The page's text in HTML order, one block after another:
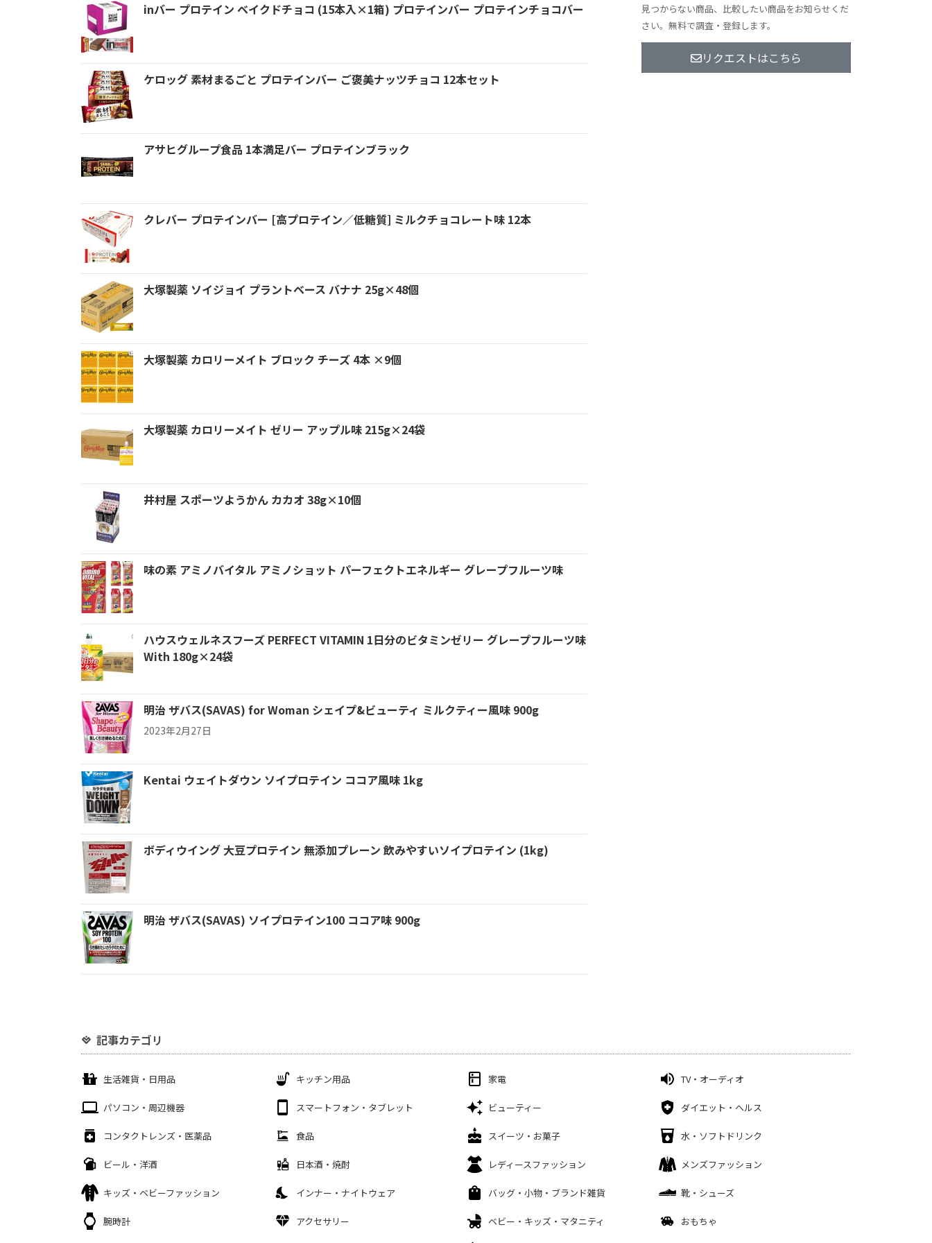
inバー プロテイン ベイクドチョコ (15本入×1箱) プロテインバー プロテインチョコバー
ケロッグ 素材まるごと プロテインバー ご褒美ナッツチョコ 12本セット
アサヒグループ食品 1本満足バー プロテインブラック
クレバー プロテインバー [高プロテイン／低糖質] ミルクチョコレート味 12本
大塚製薬 ソイジョイ プラントベース バナナ 25g×48個
大塚製薬 カロリーメイト ブロック チーズ 4本 ×9個
大塚製薬 カロリーメイト ゼリー アップル味 215g×24袋
井村屋 スポーツようかん カカオ 38g×10個
味の素 アミノバイタル アミノショット パーフェクトエネルギー グレープフルーツ味
ハウスウェルネスフーズ PERFECT VITAMIN 1日分のビタミンゼリー グレープフルーツ味
With 180g×24袋
明治 ザバス(SAVAS) for Woman シェイプ&ビューティ ミルクティー風味 900g
2023年2月27日
Kentai ウェイトダウン ソイプロテイン ココア風味 1kg
ボディウイング 大豆プロテイン 無添加プレーン 飲みやすいソイプロテイン (1kg)
明治 ザバス(SAVAS) ソイプロテイン100 ココア味 900g
見つからない商品、比較したい商品をお知らせくだ
さい。無料で調査・登録します。
リクエストはこちら
記事カテゴリ
生活雑貨・日用品 キッチン用品 家電 TV・オーディオ
パソコン・周辺機器 スマートフォン・タブレット ビューティー ダイエット・ヘルス
コンタクトレンズ・医薬品 食品 スイーツ・お菓子 水・ソフトドリンク
ビール・洋酒 日本酒・焼酎 レディースファッション メンズファッション
キッズ・ベビーファッション インナー・ナイトウェア バッグ・小物・ブランド雑貨 靴・シューズ
腕時計 アクセサリー ベビー・キッズ・マタニティ おもちゃ